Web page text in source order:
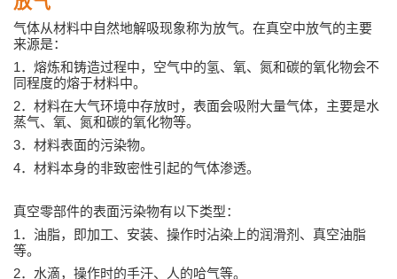
气体从材料中自然地解吸现象称为放气。在真空中放气的主要
来源是：
1．熔炼和铸造过程中，空气中的氢、氧、氮和碳的氧化物会不
同程度的熔于材料中。
2．材料在大气环境中存放时，表面会吸附大量气体，主要是水
蒸气、氧、氮和碳的氧化物等。
3．材料表面的污染物。
4．材料本身的非致密性引起的气体渗透。
真空零部件的表面污染物有以下类型：
1．油脂，即加工、安装、操作时沾染上的润滑剂、真空油脂
等。
2．水滴，操作时的手汗、人的哈气等。